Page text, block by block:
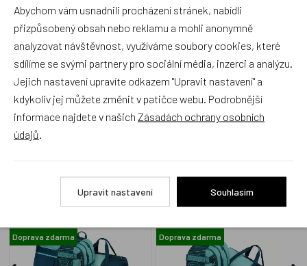
produkt ohodnotí!
Přidat hodnocení
Zboží se stejným motivem
BAAGL SET 5 Skate Petrol:
batoh, penál, sportovní
notebook GRS
Doprava zdarma
BAAGL SET 3 Skate Petrol:
Doprava zdarma
Abychom vám usnadnili procházení stránek, nabídli
přizpůsobený obsah nebo reklamu a mohli anonymně
analyzovat návštěvnost, využíváme soubory cookies, které
sdílíme se svými partnery pro sociální média, inzerci a analýzu.
Jejich nastavení upravíte odkazem "Upravit nastavení" a
kdykoliv jej můžete změnit v patičce webu. Podrobnější
informace najdete v našich Zásadách ochrany osobních
údajů
Upravit nastavení Souhlasím